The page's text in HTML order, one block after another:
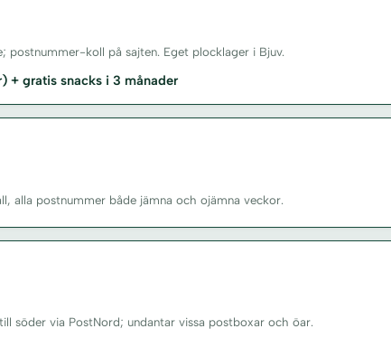
postnummer-koll på sajten. Eget plocklager i Bjuv.
+ gratis snacks i 3 månader
alla postnummer både jämna och ojämna veckor.
söder via PostNord; undantar vissa postboxar och öar.